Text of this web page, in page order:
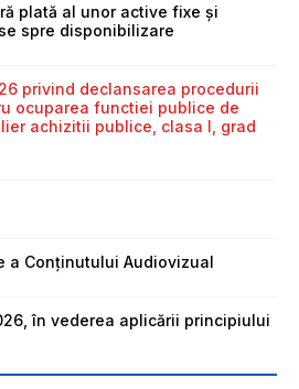
plată al unor active fixe și
spre disponibilizare
privind declansarea procedurii
ocuparea functiei publice de
achizitii publice, clasa I, grad
a Conținutului Audiovizual
în vederea aplicării principiului